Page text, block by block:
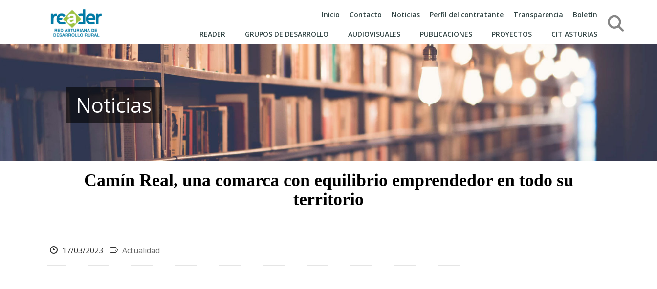
Inicio Contacto Noticias Perfil del contratante Transparencia Boletín
READER GRUPOS DE DESARROLLO AUDIOVISUALES PUBLICACIONES PROYECTOS CIT ASTURIAS
Búsqueda
Noticias
Camín Real, una comarca con equilibrio emprendedor en todo su
territorio
17/03/2023 Actualidad